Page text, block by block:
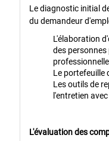
Le diagnostic initial
du demandeur
L'élaboration
des
Le portefeuille
Les outils de
l'entretien
L'évaluation des